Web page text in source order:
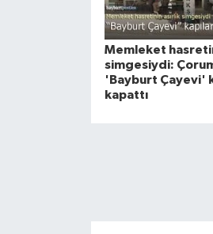
Memleket
simgesiydi:
'Bayburt Çayevi'
kapattı